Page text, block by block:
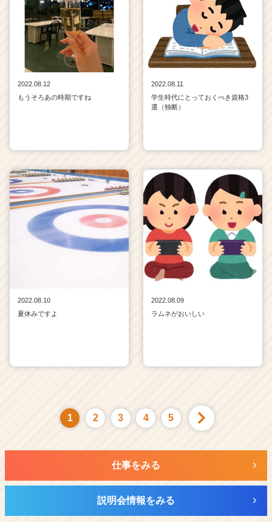
2022.08.12
もうそろあの時期ですね
2022.08.11
学生時代にとっておくべき資格3
選（独断）
2022.08.10
夏休みですよ
2022.08.09
ラムネがおいしい
1 2 3 4 5
仕事をみる
説明会情報をみる